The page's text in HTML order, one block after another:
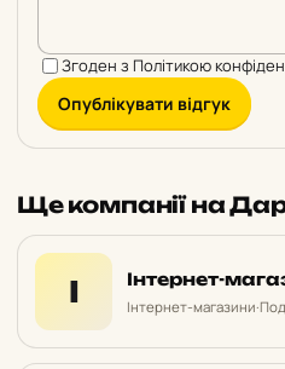
Згоден з Політикою
Опублікувати відгук
Ще компанії на
І Інтернет-
Інтернет-магазини·